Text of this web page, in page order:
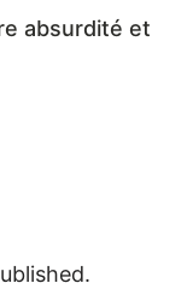
absurdité et